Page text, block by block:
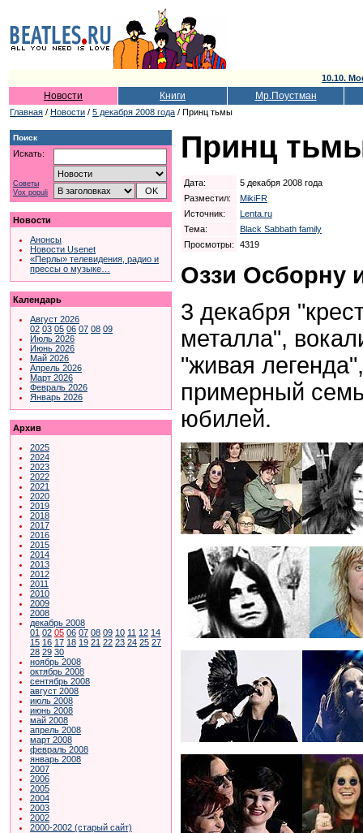
10.10.
Новости Книги Мр.Поустман
Главная / Новости / 5 декабря 2008 года / Принц тьмы
Поиск
Искать:
Советы
Vox populi
Новости
Анонсы
Новости Usenet
«Перлы» телевидения, радио и
прессы о музыке…
Календарь
Август 2026
02 03 05 06 07 08 09
Июль 2026
Июнь 2026
Май 2026
Апрель 2026
Март 2026
Февраль 2026
Январь 2026
Архив
2025
2024
2023
2022
2021
2020
2019
2018
2017
2016
2015
2014
2013
2012
2011
2010
2009
2008
декабрь 2008
01 02 05 06 07 08 09 10 11 12 14
15 16 17 18 19 21 22 23 24 25 27
28 29 30
ноябрь 2008
октябрь 2008
сентябрь 2008
август 2008
июль 2008
июнь 2008
май 2008
апрель 2008
март 2008
февраль 2008
январь 2008
2007
2006
2005
2004
2003
2002
2000-2002 (старый сайт)
Принц
Дата:
5 декабря 2008 года
Разместил:
MikiFR
Источник:
Lenta.ru
Тема:
Black Sabbath family
Просмотры:
4319
Оззи Осборну
3 декабря
металла",
"живая
примерный
юбилей.